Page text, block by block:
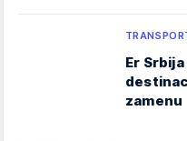
Er
zamenu